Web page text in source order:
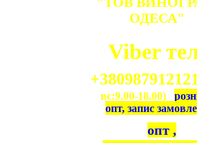
ОДЕСА"
Viber
+380987912121
вс:9.00-18.00)
опт, запис
опт ,